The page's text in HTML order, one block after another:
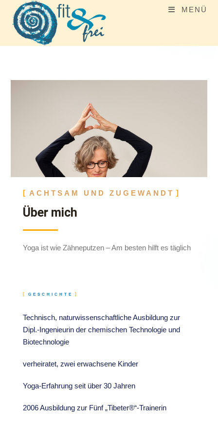
MENÜ
ACHTSAM UND ZUGEWANDT
Über mich
Yoga ist wie Zähneputzen – Am besten hilft es täglich
GESCHICHTE
Technisch, naturwissenschaftliche Ausbildung zur
Dipl.-Ingenieurin der chemischen Technologie und
Biotechnologie
verheiratet, zwei erwachsene Kinder
Yoga-Erfahrung seit über 30 Jahren
2006 Ausbildung zur Fünf „Tibeter®“-Trainerin